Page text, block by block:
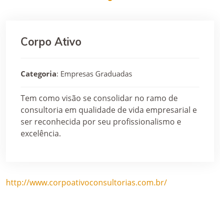
Corpo Ativo
Categoria: Empresas Graduadas
Tem como visão se consolidar no ramo de
consultoria em qualidade de vida empresarial e
ser reconhecida por seu profissionalismo e
excelência.
http://www.corpoativoconsultorias.com.br/